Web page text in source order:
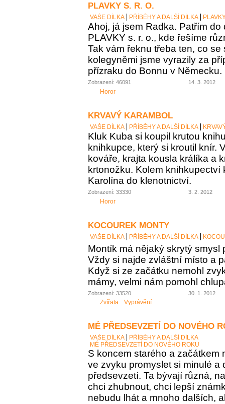
PLAVKY S. R. O.
VAŠE DÍLKA PŘÍBĚHY A DALŠÍ DÍLKA
Ahoj, já jsem Radka. Patřím
PLAVKY s. r. o., kde řešíme
Tak vám řeknu třeba ten, co se
kolegyněmi jsme vyrazily za
přízraku do Bonnu v Německu.
Zobrazení: 46091 14. 3. 2012
Horor
KRVAVÝ KARAMBOL
VAŠE DÍLKA PŘÍBĚHY A DALŠÍ DÍLKA
Kluk Kuba si koupil krutou
knihkupce, který si kroutil knír.
kováře, krajta kousla králíka a
krtonožku. Kolem
Karolína do klenotnictví.
Zobrazení: 33330 3. 2. 2012
Horor
KOCOUREK MONTY
VAŠE DÍLKA PŘÍBĚHY A DALŠÍ DÍLKA
Montík má nějaký skrytý smysl
Vždy si najde zvláštní místo a
Když si ze začátku nemohl
mámy, velmi nám pomohl
Zobrazení: 33520 30. 1. 2012
Zvířata Vyprávění
MÉ PŘEDSEVZETÍ DO NOVÉHO
VAŠE DÍLKA
PŘÍBĚHY A DALŠÍ DÍLKA
MÉ PŘEDSEVZETÍ DO NOVÉHO ROKU
S koncem starého a začátkem
ve zvyku promyslet si minulé a
předsevzetí. Ta bývají různá,
chci zhubnout, chci lepší
nebudu lhát a mnoho dalších,